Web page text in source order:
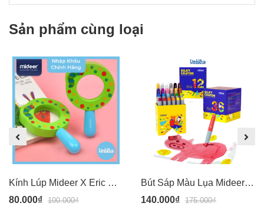
Sản phẩm cùng loại
Kính Lúp Mideer X Eric Carle Kids Magnifying Glass MD0112
80.000₫ 100.000₫
Bút Sáp Màu Lụa Mideer - Vẽ Được Trên Nhiều Vật Liệu - Dễ Dàng Lau Sạch - Mideer Silky Crayon
140.000₫ 175.000₫